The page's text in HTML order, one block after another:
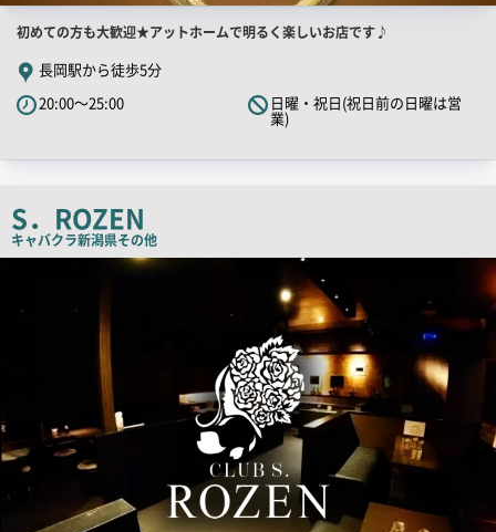
店
舗
PR
キ
ッ
コ
ピ
初めての方も大歓迎★アットホームで明るく楽しいお店です♪
長岡駅から徒歩5分
20:00～25:00
日曜・祝日(祝日前の日曜は営
業)
S．ROZEN
キャバクラ新潟県その他